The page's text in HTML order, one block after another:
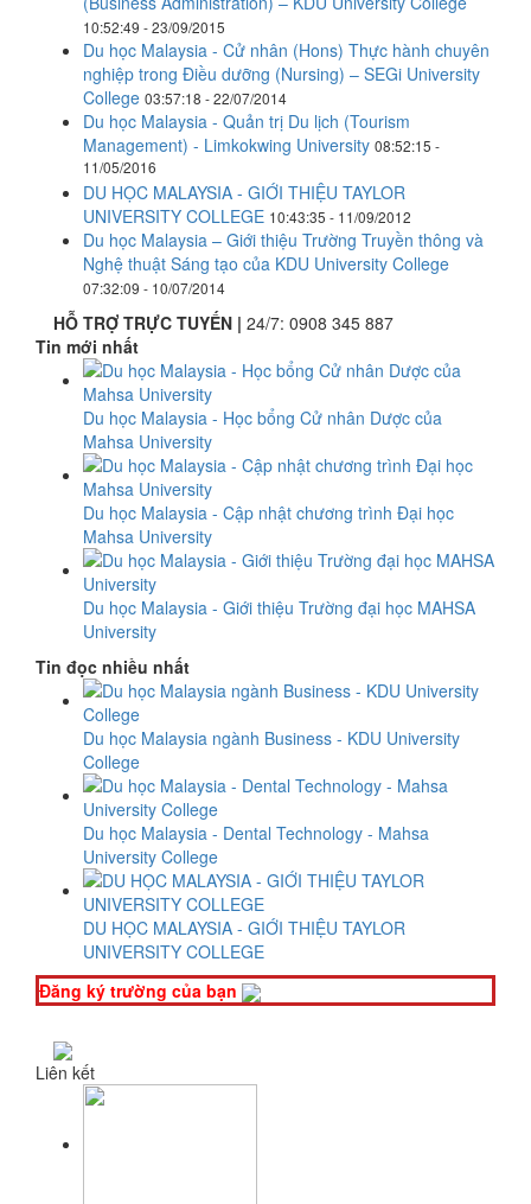
10:52:49 - 23/09/2015
Du học Malaysia - Cử nhân (Hons) Thực hành chuyên
nghiệp trong Điều dưỡng (Nursing) – SEGi University
College 03:57:18 - 22/07/2014
Du học Malaysia - Quản trị Du lịch (Tourism
Management) - Limkokwing University 08:52:15 -
11/05/2016
DU HỌC MALAYSIA - GIỚI THIỆU TAYLOR
UNIVERSITY COLLEGE 10:43:35 - 11/09/2012
Du học Malaysia – Giới thiệu Trường Truyền thông và
Nghệ thuật Sáng tạo của KDU University College
07:32:09 - 10/07/2014
HỖ TRỢ TRỰC TUYẾN | 24/7: 0908 345 887
Tin mới nhất
Du học Malaysia - Học bổng Cử nhân Dược của
Mahsa University
Du học Malaysia - Cập nhật chương trình Đại học
Mahsa University
Du học Malaysia - Giới thiệu Trường đại học MAHSA
University
Tin đọc nhiều nhất
Du học Malaysia ngành Business - KDU University
College
Du học Malaysia - Dental Technology - Mahsa
University College
DU HỌC MALAYSIA - GIỚI THIỆU TAYLOR
UNIVERSITY COLLEGE
Đăng ký trường của bạn
Liên kết